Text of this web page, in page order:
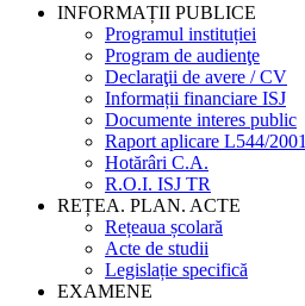
INFORMAȚII PUBLICE
Programul instituției
Program de audienţe
Declaraţii de avere / CV
Informații financiare ISJ
Documente interes public
Raport aplicare L544/2001
Hotărâri C.A.
R.O.I. ISJ TR
REȚEA. PLAN. ACTE
Rețeaua școlară
Acte de studii
Legislație specifică
EXAMENE